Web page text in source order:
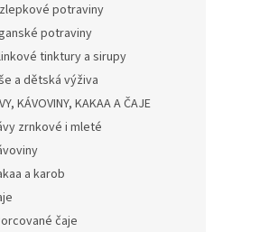
potraviny
potraviny
tinktury a sirupy
a dětská výživa
KÁVOVINY, KAKAA A ČAJE
zrnkové i mleté
a karob
čaje